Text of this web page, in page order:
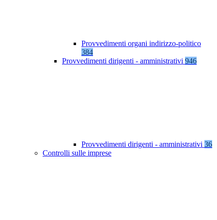
Provvedimenti organi indirizzo-politico
384
Provvedimenti dirigenti - amministrativi 946
Provvedimenti dirigenti - amministrativi 36
Controlli sulle imprese